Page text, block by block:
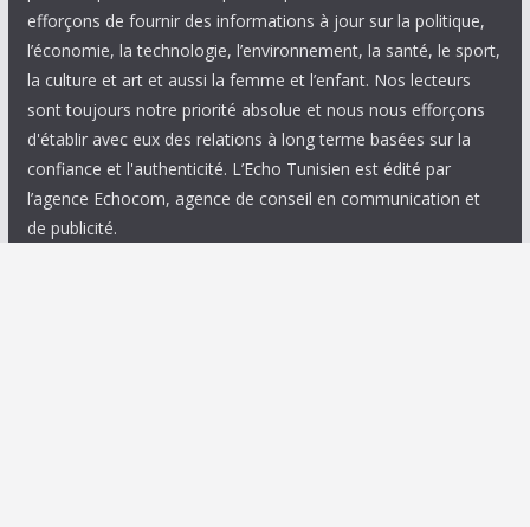
efforçons de fournir des informations à jour sur la politique,
l’économie, la technologie, l’environnement, la santé, le sport,
la culture et art et aussi la femme et l’enfant. Nos lecteurs
sont toujours notre priorité absolue et nous nous efforçons
d'établir avec eux des relations à long terme basées sur la
confiance et l'authenticité. L’Echo Tunisien est édité par
l’agence Echocom, agence de conseil en communication et
de publicité.